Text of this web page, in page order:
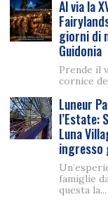
Al via la
giorni di
Guidonia
Prende il
cornice
Luneur
l’Estate:
Luna
famiglie
questa la...